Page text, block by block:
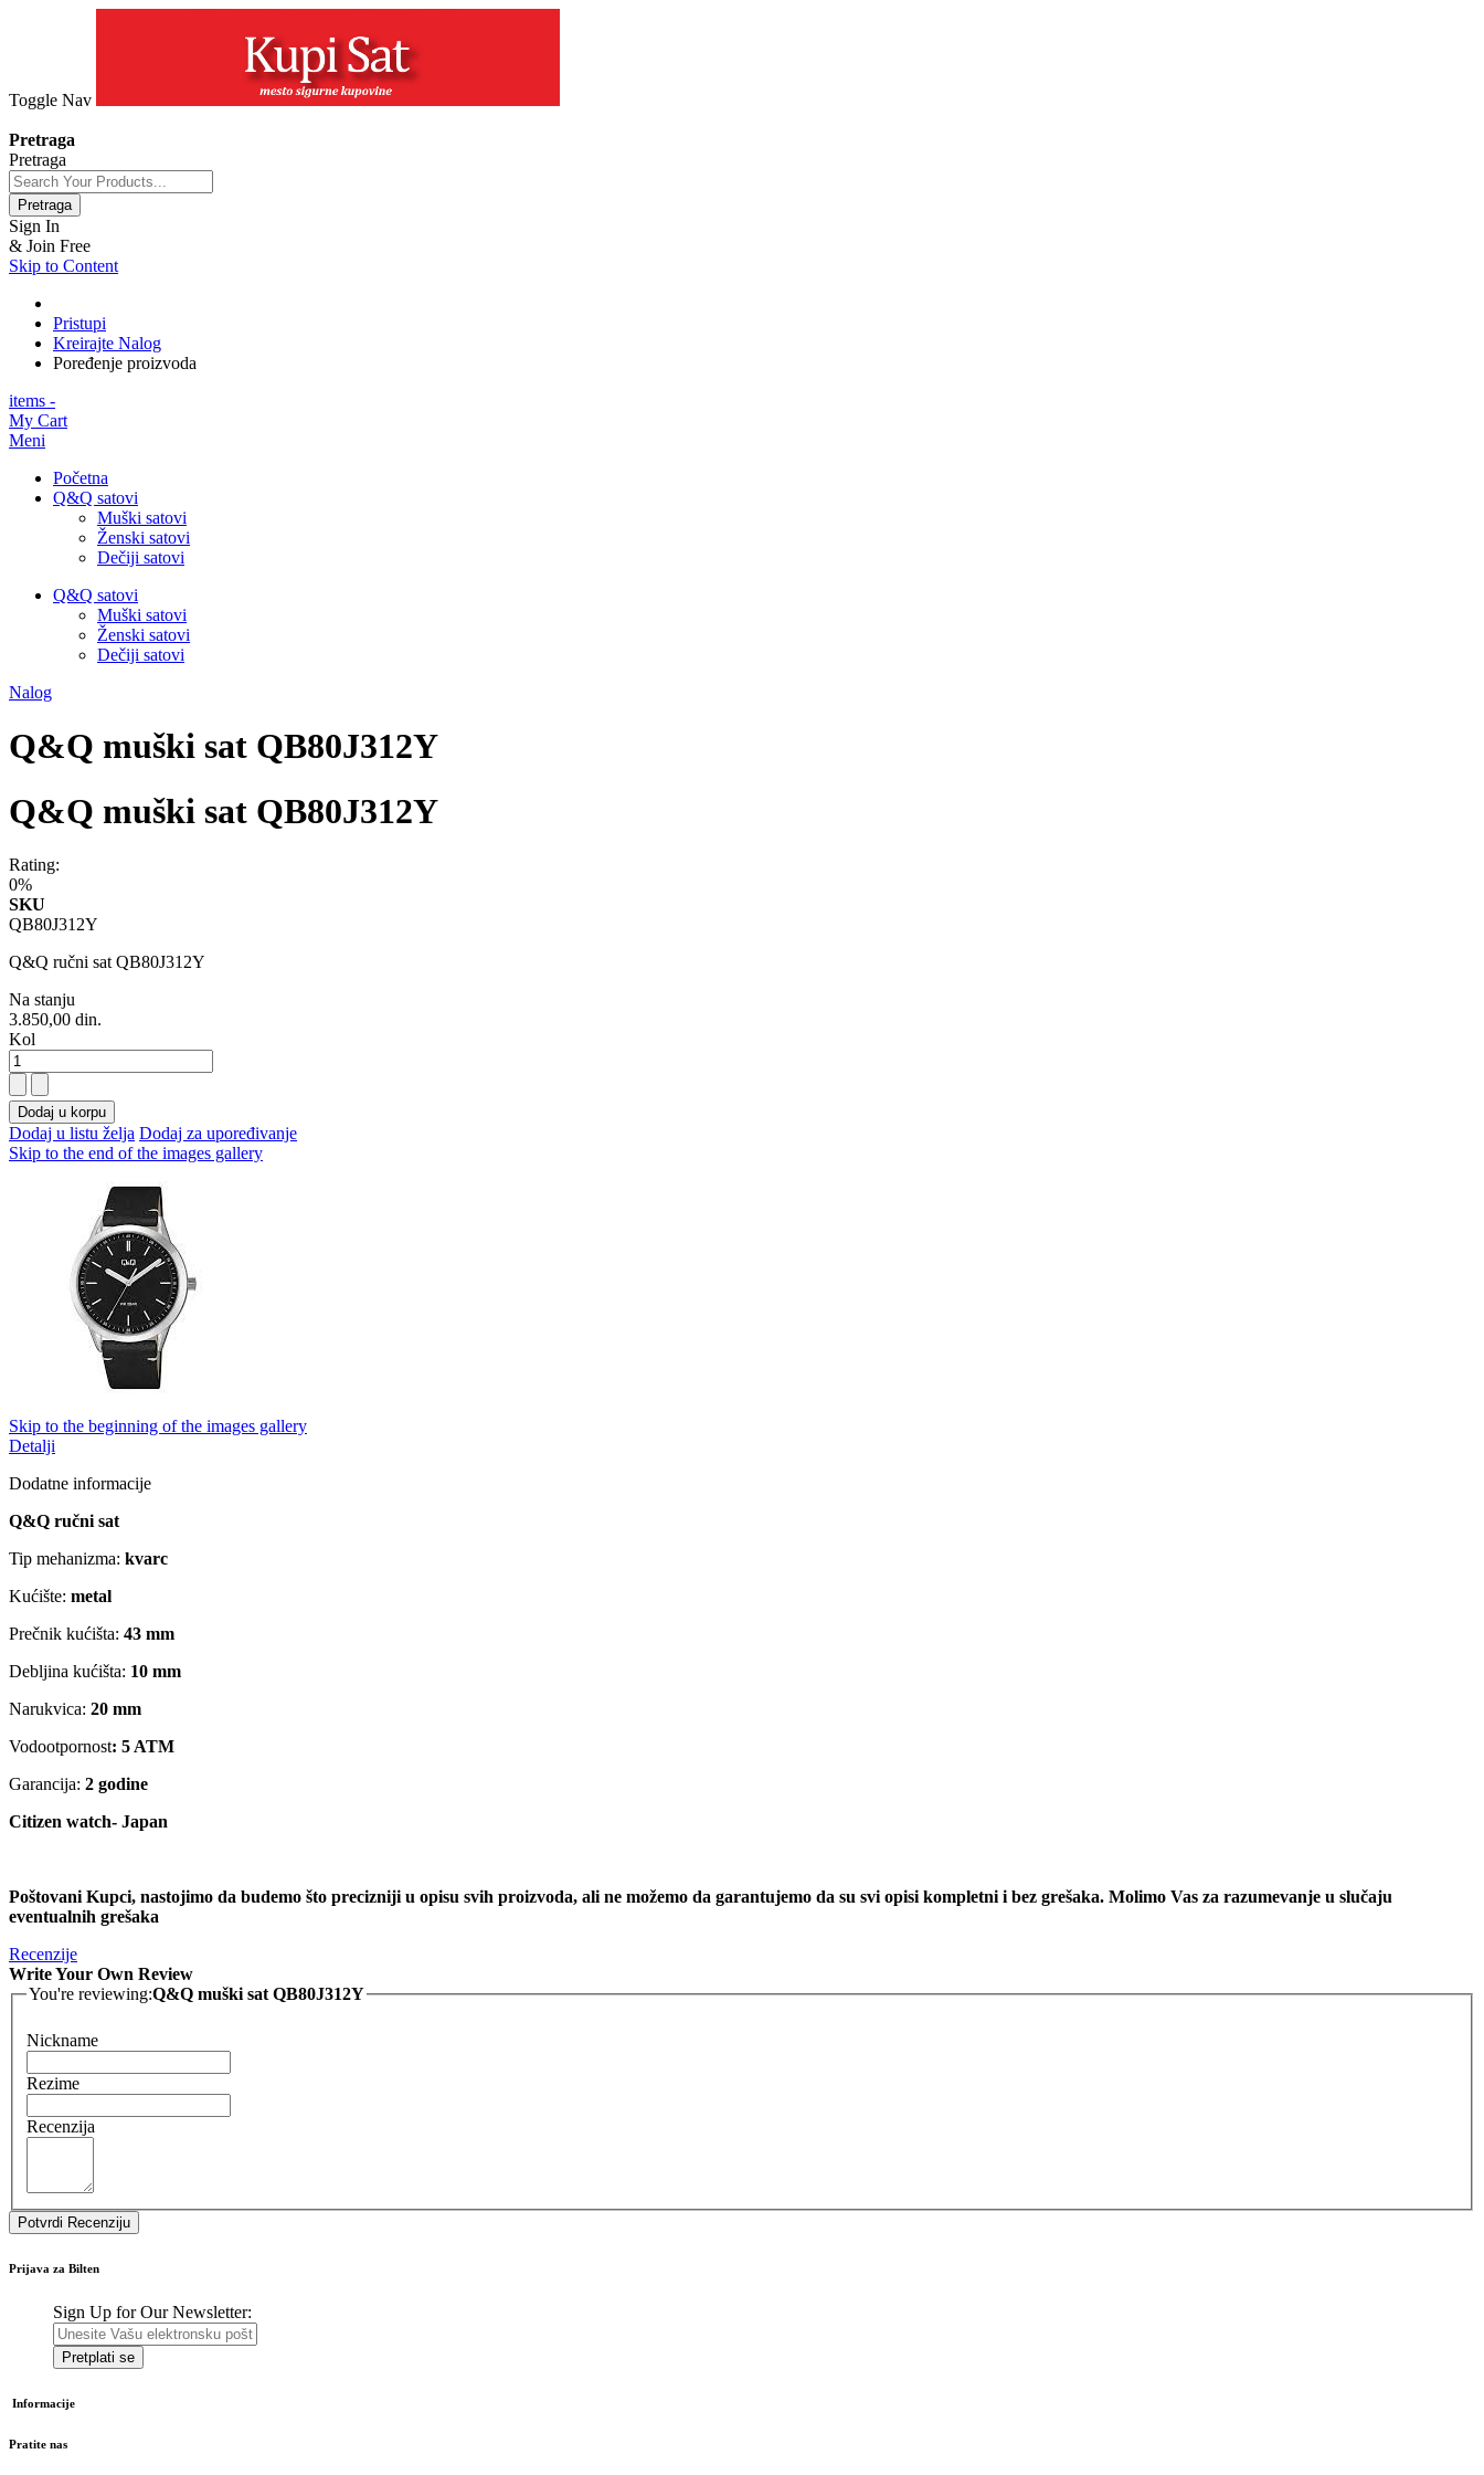
Toggle Nav
Pretraga
Pretraga
Pretraga
Sign In
& Join Free
Skip to Content
Pristupi
Kreirajte Nalog
Poređenje proizvoda
items -
My Cart
Meni
Početna
Q&Q satovi
Muški satovi
Ženski satovi
Dečiji satovi
Q&Q satovi
Muški satovi
Ženski satovi
Dečiji satovi
Nalog
Q&Q muški sat QB80J312Y
Q&Q muški sat QB80J312Y
Rating:
0%
SKU
QB80J312Y
Q&Q ručni sat QB80J312Y
Na stanju
3.850,00 din.
Kol
Dodaj u korpu
Dodaj u listu želja Dodaj za upoređivanje
Skip to the end of the images gallery
Skip to the beginning of the images gallery
Detalji
Dodatne informacije
Q&Q ručni sat
Tip mehanizma: kvarc
Kućište: metal
Prečnik kućišta: 43 mm
Debljina kućišta: 10 mm
Narukvica: 20 mm
Vodootpornost: 5 ATM
Garancija: 2 godine
Citizen watch- Japan
Poštovani Kupci, nastojimo da budemo što precizniji u opisu svih proizvoda, ali ne možemo da garantujemo da su svi opisi kompletni i bez grešaka. Molimo Vas za razumevanje u slučaju
eventualnih grešaka
Recenzije
Write Your Own Review
You're reviewing:Q&Q muški sat QB80J312Y
Nickname
Rezime
Recenzija
Potvrdi Recenziju
Prijava za Bilten
Sign Up for Our Newsletter:
Pretplati se
Informacije
Pratite nas